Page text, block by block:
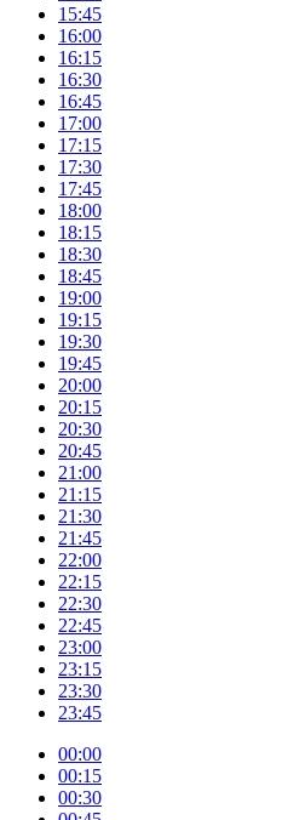
15:45
16:00
16:15
16:30
16:45
17:00
17:15
17:30
17:45
18:00
18:15
18:30
18:45
19:00
19:15
19:30
19:45
20:00
20:15
20:30
20:45
21:00
21:15
21:30
21:45
22:00
22:15
22:30
22:45
23:00
23:15
23:30
23:45
00:00
00:15
00:30